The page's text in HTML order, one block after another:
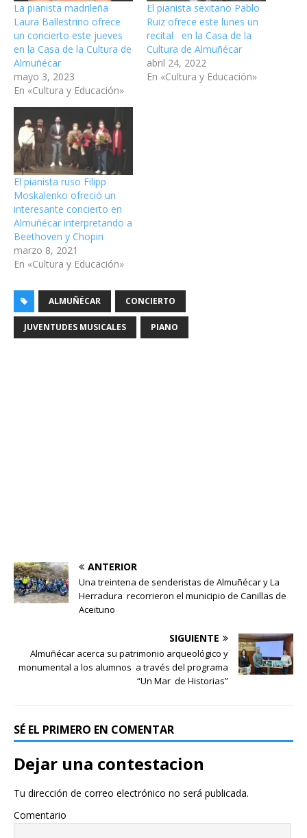
La pianista madrileña
Laura Ballestrino ofrece
un concierto este jueves
en la Casa de la Cultura de
Almuñécar
mayo 3, 2023
En «Cultura y Educación»
El pianista sexitano Pablo
Ruiz ofrece este lunes un
recital en la Casa de la
Cultura de Almuñécar
abril 24, 2022
En «Cultura y Educación»
El pianista ruso Filipp
Moskalenko ofreció un
interesante concierto en
Almuñécar interpretando a
Beethoven y Chopin
marzo 8, 2021
En «Cultura y Educación»
ALMUÑÉCAR CONCIERTO
JUVENTUDES MUSICALES PIANO
ANTERIOR
Una treintena de senderistas de Almuñécar y La
Herradura recorrieron el municipio de Canillas de
Aceituno
SIGUIENTE
Almuñécar acerca su patrimonio arqueológico y
monumental a los alumnos a través del programa
“Un Mar de Historias”
SÉ EL PRIMERO EN COMENTAR
Dejar una contestacion
Tu dirección de correo electrónico no será publicada.
Comentario